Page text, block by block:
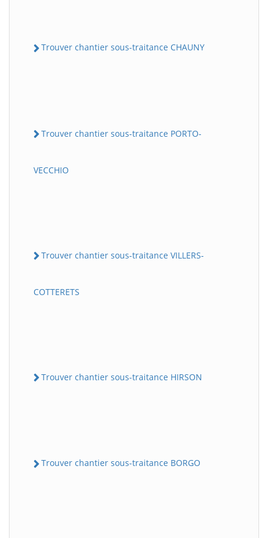
Trouver chantier sous-traitance CHAUNY
Trouver chantier sous-traitance PORTO-
VECCHIO
Trouver chantier sous-traitance VILLERS-
COTTERETS
Trouver chantier sous-traitance HIRSON
Trouver chantier sous-traitance BORGO